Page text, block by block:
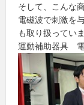
そして、こんな
電磁波で刺激を
も取り扱っていま
運動補助器具